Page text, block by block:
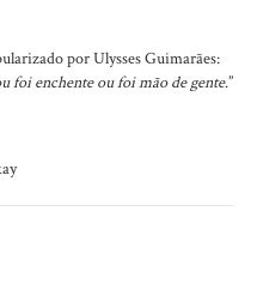
por Ulysses Guimarães:
foi enchente ou foi mão de gente.”